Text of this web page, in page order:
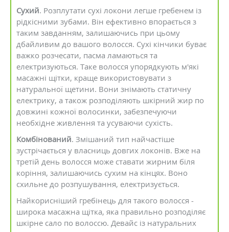
Сухий. Розплутати сухі локони легше гребенем із
рідкісними зубами. Він ефективно впорається з
таким завданням, залишаючись при цьому
дбайливим до вашого волосся. Сухі кінчики буває
важко розчесати, пасма ламаються та
електризуються. Таке волосся упорядкують м'які
масажні щітки, краще використовувати з
натуральної щетини. Вони знімають статичну
електрику, а також розподіляють шкірний жир по
довжині кожної волосинки, забезпечуючи
необхідне живлення та усуваючи сухість.
Комбінований. Змішаний тип найчастіше
зустрічається у власниць довгих локонів. Вже на
третій день волосся може ставати жирним біля
коріння, залишаючись сухим на кінцях. Воно
схильне до розпушування, електризується.
Найкорисніший гребінець для такого волосся -
широка масажна щітка, яка правильно розподіляє
шкірне сало по волоссю. Девайс із натуральних